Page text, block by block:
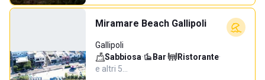
Miramare Beach Gallipoli
Gallipoli
Sabbiosa· Bar· Ristorante·
e altri 5…